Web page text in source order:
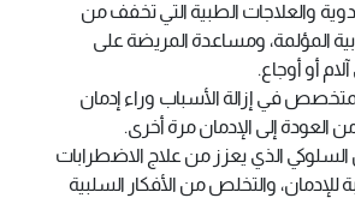
والعلاجات الطبية التي تخفف من
المؤلمة، ومساعدة المريضة على
أو أوجاع.
في إزالة الأسباب وراء إدمان
من العودة إلى الإدمان مرة أخرى.
السلوكي الذي يعزز من علاج الاضطرابات
للإدمان، والتخلص من الأفكار السلبية